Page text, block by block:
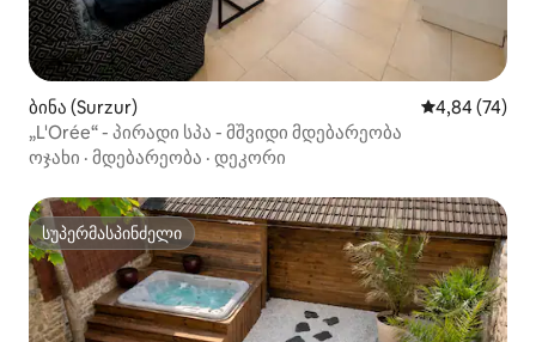
ბინა (Surzur) საშუალო
4,84 (74)
„L'Orée“ - პირადი სპა - მშვიდი მდებარეობა
ოჯახი · მდებარეობა · დეკორი
სუპერმასპინძელი
სუპერმასპინძელი